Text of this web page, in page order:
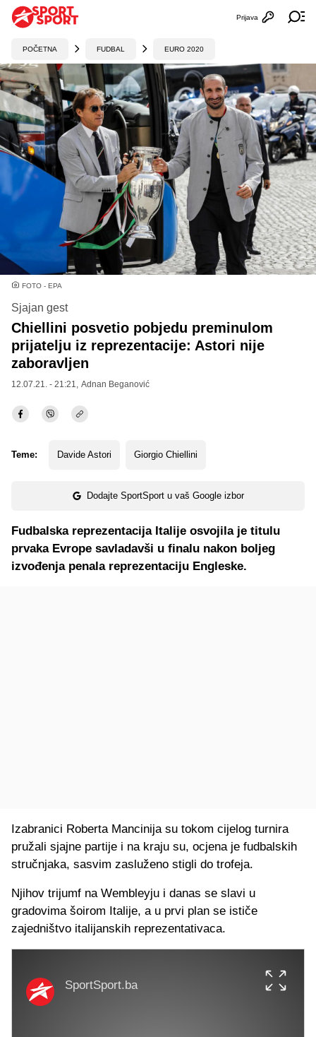
Otvori
Prijava
POČETNA FUDBAL EURO 2020
FOTO - EPA
Sjajan gest
Chiellini posvetio pobjedu preminulom
prijatelju iz reprezentacije: Astori nije
zaboravljen
12.07.21. - 21:21, Adnan Beganović
Teme: Davide Astori Giorgio Chiellini
Dodajte SportSport u vaš Google izbor
Fudbalska reprezentacija Italije osvojila je titulu
prvaka Evrope savladavši u finalu nakon boljeg
izvođenja penala reprezentaciju Engleske.
Izabranici Roberta Mancinija su tokom cijelog turnira
pružali sjajne partije i na kraju su, ocjena je fudbalskih
stručnjaka, sasvim zasluženo stigli do trofeja.
Njihov trijumf na Wembleyju i danas se slavi u
gradovima šoirom Italije, a u prvi plan se ističe
zajedništvo italijanskih reprezentativaca.
SportSport.ba